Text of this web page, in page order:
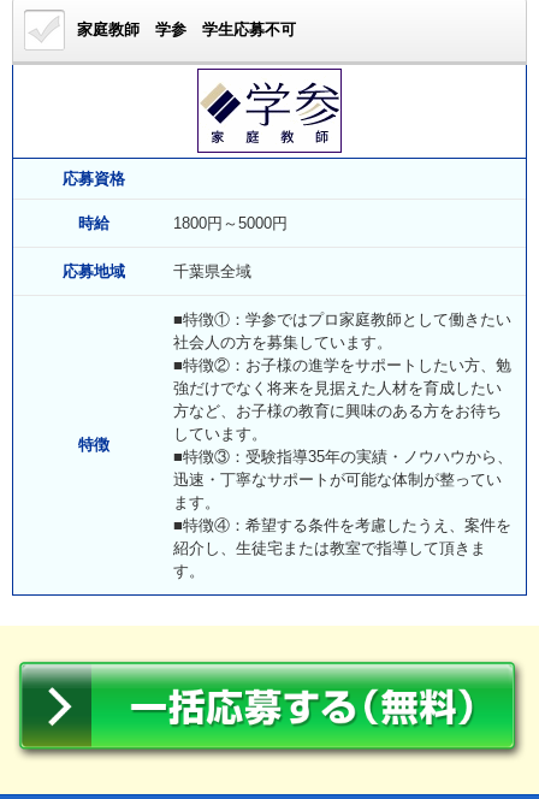
家庭教師 学参学生応募不可
応募資格
時給 1800円～5000円
応募地域 千葉県全域
特徴
■特徴①：学参ではプロ家庭教師として働きたい
社会人の方を募集しています。
■特徴②：お子様の進学をサポートしたい方、勉
強だけでなく将来を見据えた人材を育成したい
方など、お子様の教育に興味のある方をお待ち
しています。
■特徴③：受験指導35年の実績・ノウハウから、
迅速・丁寧なサポートが可能な体制が整ってい
ます。
■特徴④：希望する条件を考慮したうえ、案件を
紹介し、生徒宅または教室で指導して頂きま
す。